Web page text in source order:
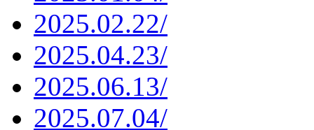
2025.02.22/
2025.04.23/
2025.06.13/
2025.07.04/